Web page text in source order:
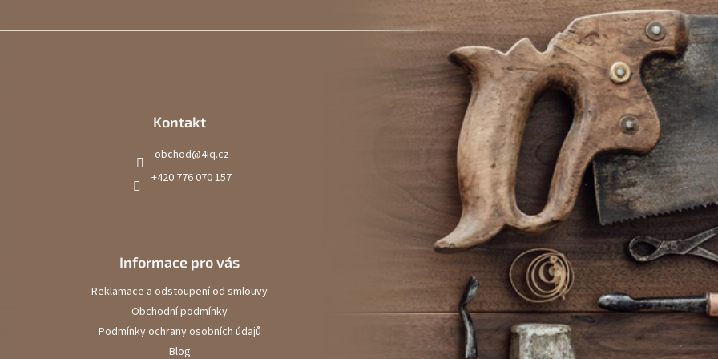
Kontakt
obchod@4iq.cz
+420 776 070 157
Informace pro vás
Reklamace a odstoupení od smlouvy
Obchodní podmínky
Podmínky ochrany osobních údajů
Blog